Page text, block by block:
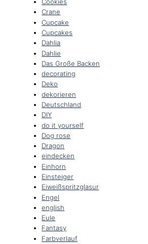
Crane
Cupcake
Cupcakes
Dahlia
Dahlie
Das Große Backen
decorating
Deko
dekorieren
Deutschland
DIY
do it yourself
Dog rose
Dragon
eindecken
Einhorn
Einsteiger
Eiweißspritzglasur
Engel
english
Eule
Fantasy
Farbverlauf